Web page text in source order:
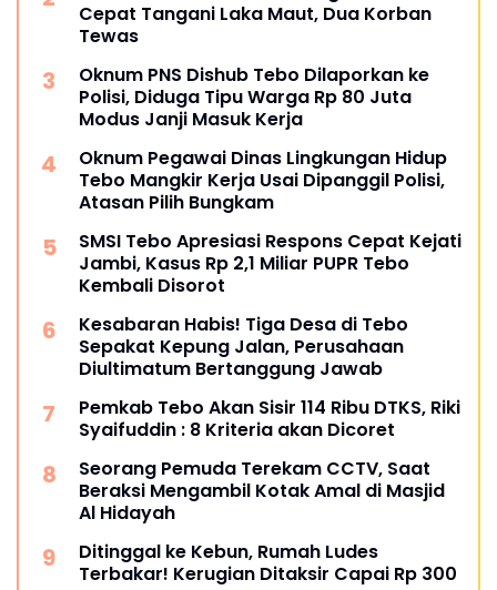
Cepat Tangani Laka Maut, Dua Korban
Tewas
Oknum PNS Dishub Tebo Dilaporkan ke
Polisi, Diduga Tipu Warga Rp 80 Juta
Modus Janji Masuk Kerja
Oknum Pegawai Dinas Lingkungan Hidup
Tebo Mangkir Kerja Usai Dipanggil Polisi,
Atasan Pilih Bungkam
SMSI Tebo Apresiasi Respons Cepat Kejati
Jambi, Kasus Rp 2,1 Miliar PUPR Tebo
Kembali Disorot
Kesabaran Habis! Tiga Desa di Tebo
Sepakat Kepung Jalan, Perusahaan
Diultimatum Bertanggung Jawab
Pemkab Tebo Akan Sisir 114 Ribu DTKS, Riki
Syaifuddin : 8 Kriteria akan Dicoret
Seorang Pemuda Terekam CCTV, Saat
Beraksi Mengambil Kotak Amal di Masjid
Al Hidayah
Ditinggal ke Kebun, Rumah Ludes
Terbakar! Kerugian Ditaksir Capai Rp 300